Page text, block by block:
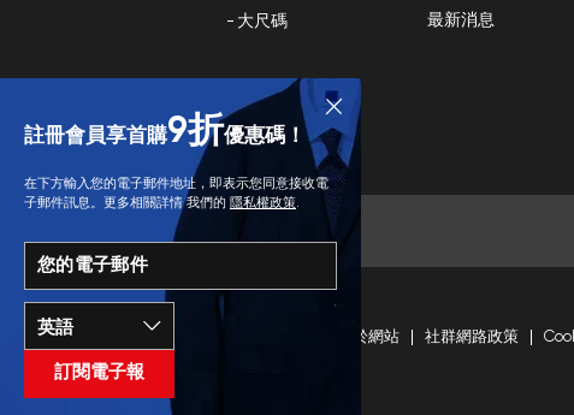
註冊會員享首購9折優惠碼！
在下方輸入您的電子郵件地址，即表示您同意接收電
子郵件訊息。更多相關詳情 我們的 隱私權政策
您的電子郵件
訂閱電子報
大尺碼
最新消息
關於網站 社群網路政策